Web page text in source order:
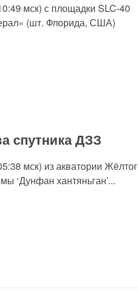
мск) с площадки SLC-40
(шт. Флорида, США)
спутника ДЗЗ
мск) из акватории
‘Дунфан хантяньган’...